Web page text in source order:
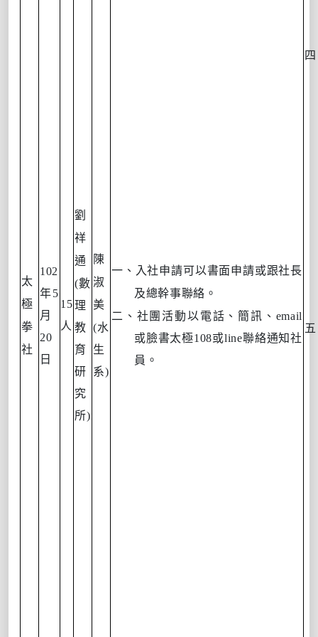
太
極
拳
社
102
年5
月
20
日
15
人
劉
祥
通
(數
理
教
育
研
究
所)
陳
淑
美
(水
生
系)
一、入社申請可以書面申請或跟社長
及總幹事聯絡。
二、社團活動以電話、簡訊、 email
或臉書太極108或line聯絡通知社
員。